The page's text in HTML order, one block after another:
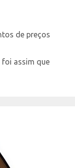
de preços
foi assim que